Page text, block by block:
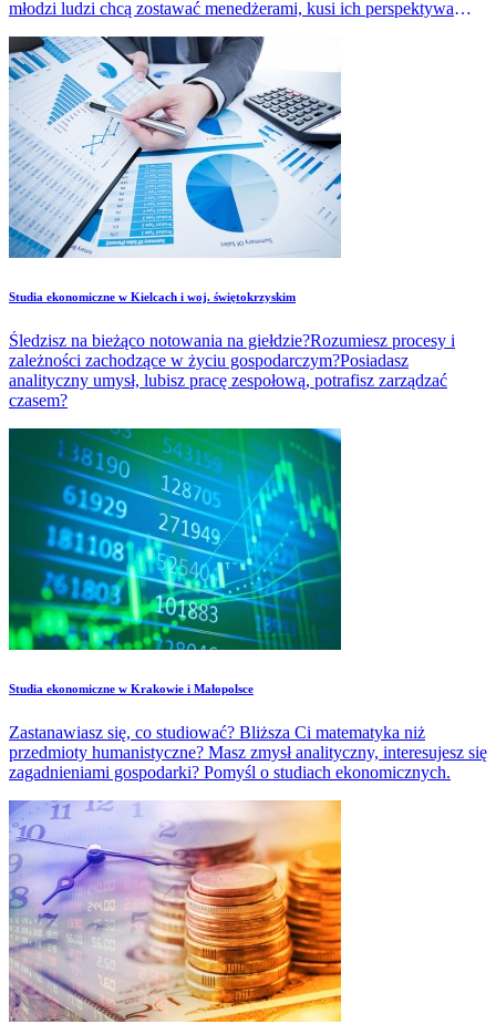
młodzi ludzi chcą zostawać menedżerami, kusi ich perspektywa
Studia ekonomiczne w Kielcach i woj. świętokrzyskim
Śledzisz na bieżąco notowania na giełdzie?Rozumiesz procesy i
zależności zachodzące w życiu gospodarczym?Posiadasz
analityczny umysł, lubisz pracę zespołową, potrafisz zarządzać
czasem?
Studia ekonomiczne w Krakowie i Małopolsce
Zastanawiasz się, co studiować? Bliższa Ci matematyka niż
przedmioty humanistyczne? Masz zmysł analityczny, interesujesz się
zagadnieniami gospodarki? Pomyśl o studiach ekonomicznych.